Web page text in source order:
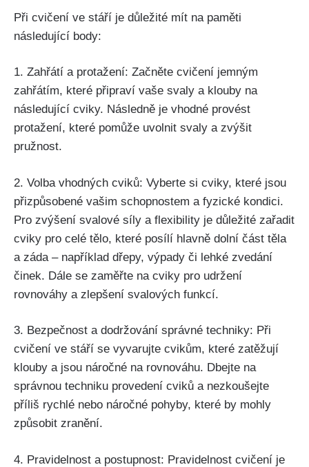
Při cvičení ve stáří je důležité mít na paměti
následující body:
1. Zahřátí a protažení: Začněte cvičení jemným
zahřátím, které připraví vaše svaly a klouby na
následující cviky. Následně je vhodné provést
protažení, které pomůže uvolnit svaly a zvýšit
pružnost.
2. Volba vhodných cviků: Vyberte si cviky, které jsou
přizpůsobené vašim schopnostem a fyzické kondici.
Pro zvýšení svalové síly a flexibility je důležité zařadit
cviky pro celé tělo, které posílí hlavně dolní část těla
a záda – například dřepy, výpady či lehké zvedání
činek. Dále se zaměřte na cviky pro udržení
rovnováhy a zlepšení svalových funkcí.
3. Bezpečnost a dodržování správné techniky: Při
cvičení ve stáří se vyvarujte cvikům, které zatěžují
klouby a jsou náročné na rovnováhu. Dbejte na
správnou techniku provedení cviků a nezkoušejte
příliš rychlé nebo náročné pohyby, které by mohly
způsobit zranění.
4. Pravidelnost a postupnost: Pravidelnost cvičení je